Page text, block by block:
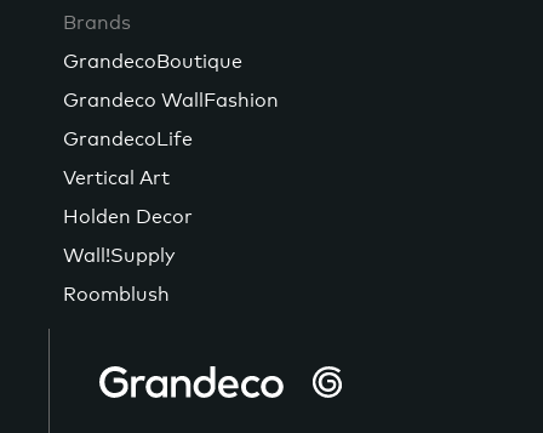
Brands
GrandecoBoutique
Grandeco WallFashion
GrandecoLife
Vertical Art
Holden Decor
Wall!Supply
Roomblush